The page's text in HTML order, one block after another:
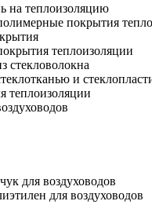
на теплоизоляцию
покрытия
теплоизоляции
стекловолокна
и
теплоизоляции
для воздуховодов
для воздуховодов